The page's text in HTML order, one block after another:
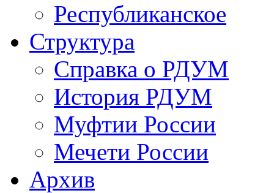
Республиканское
Структура
Справка о РДУМ
История РДУМ
Муфтии России
Мечети России
Архив